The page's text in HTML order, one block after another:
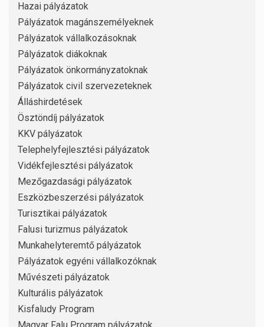
Hazai pályázatok
Pályázatok magánszemélyeknek
Pályázatok vállalkozásoknak
Pályázatok diákoknak
Pályázatok önkormányzatoknak
Pályázatok civil szervezeteknek
Álláshirdetések
Ösztöndíj pályázatok
KKV pályázatok
Telephelyfejlesztési pályázatok
Vidékfejlesztési pályázatok
Mezőgazdasági pályázatok
Eszközbeszerzési pályázatok
Turisztikai pályázatok
Falusi turizmus pályázatok
Munkahelyteremtő pályázatok
Pályázatok egyéni vállalkozóknak
Művészeti pályázatok
Kulturális pályázatok
Kisfaludy Program